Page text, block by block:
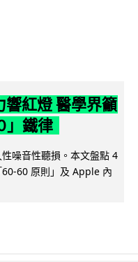
紅燈 醫學界籲
」鐵律
噪音性聽損。本文盤點 4
60 原則」及 Apple 內